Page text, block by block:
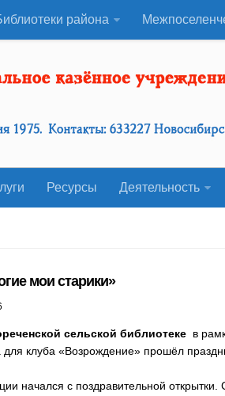
района
Ресурсы Деятельность
мои старики»
сельской библиотеке в
для клуба «Возрождение» прошёл
начался с поздравительной открытки.